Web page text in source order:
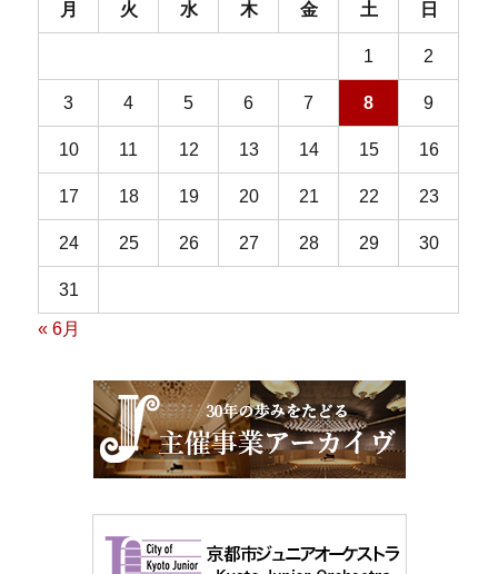
月 火 水 木 金 土 日
1 2
3 4 5 6 7 8 9
10 11 12 13 14 15 16
17 18 19 20 21 22 23
24 25 26 27 28 29 30
31
« 6月